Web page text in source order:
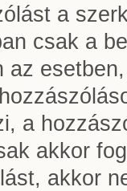
a
csak a
az
a
akkor
akkor